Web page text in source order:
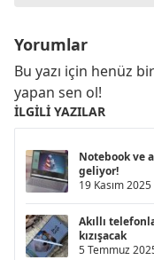
Yorumlar
Bu yazı için henüz
yapan sen ol!
İLGILI YAZILAR
Notebook ve
geliyor!
19 Kasım 2025
Akıllı
kızışacak
5 Temmuz